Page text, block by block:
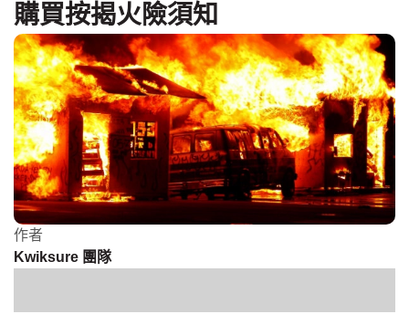
購買按揭火險須知
作者
Kwiksure 團隊